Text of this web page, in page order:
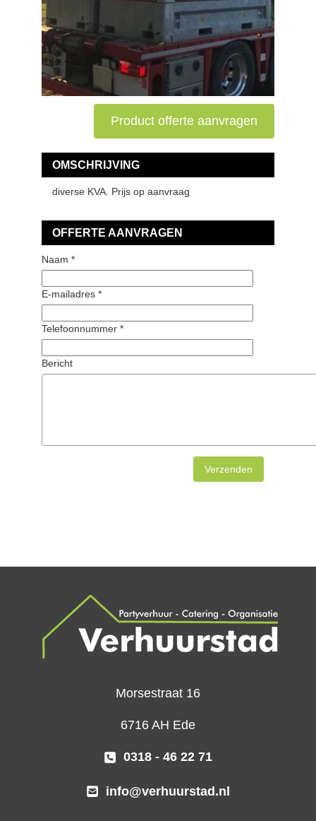
Product offerte aanvragen
OMSCHRIJVING
diverse KVA. Prijs op aanvraag
OFFERTE AANVRAGEN
Naam *
E-mailadres *
Telefoonnummer *
Bericht
Verzenden
Morsestraat 16
6716 AH Ede
0318 - 46 22 71
info@verhuurstad.nl